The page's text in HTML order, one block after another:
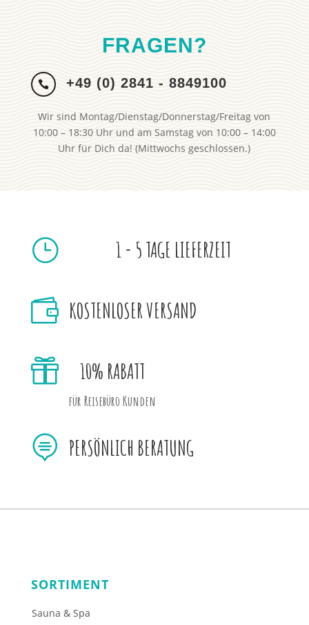
FRAGEN?
 +49 (0) 2841 - 8849100
Wir sind Montag/Dienstag/Donnerstag/Freitag von
10:00 – 18:30 Uhr und am Samstag von 10:00 – 14:00
Uhr für Dich da! (Mittwochs geschlossen.)
} 1 - 5 TAGE LIEFERZEIT
 KOSTENLOSER VERSAND
 10% RABATT
für Reisebüro Kunden
 PERSÖNLICH BERATUNG
SORTIMENT
Sauna & Spa